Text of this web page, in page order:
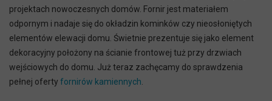
projektach nowoczesnych domów. Fornir jest materiałem
odpornym i nadaje się do okładzin kominków czy nieosłoniętych
elementów elewacji domu. Świetnie prezentuje się jako element
dekoracyjny położony na ścianie frontowej tuż przy drzwiach
wejściowych do domu. Już teraz zachęcamy do sprawdzenia
pełnej oferty fornirów kamiennych